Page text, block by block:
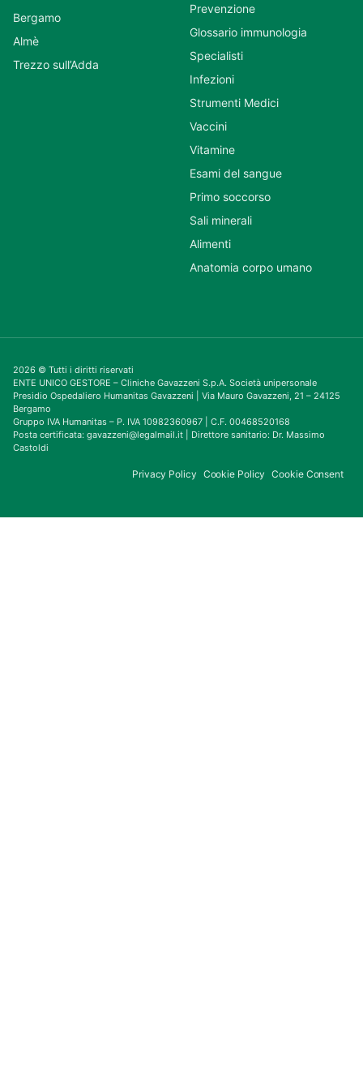
Bergamo
Almè
Trezzo sull’Adda
Prevenzione
Glossario immunologia
Specialisti
Infezioni
Strumenti Medici
Vaccini
Vitamine
Esami del sangue
Primo soccorso
Sali minerali
Alimenti
Anatomia corpo umano
2026 © Tutti i diritti riservati
ENTE UNICO GESTORE – Cliniche Gavazzeni S.p.A. Società unipersonale
Presidio Ospedaliero Humanitas Gavazzeni | Via Mauro Gavazzeni, 21 – 24125
Bergamo
Gruppo IVA Humanitas – P. IVA 10982360967 | C.F. 00468520168
Posta certificata: gavazzeni@legalmail.it | Direttore sanitario: Dr. Massimo
Castoldi
Privacy Policy Cookie Policy Cookie Consent